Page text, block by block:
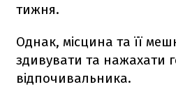
тижня.
Однак, місцина та її
здивувати та нажахати
відпочивальника.